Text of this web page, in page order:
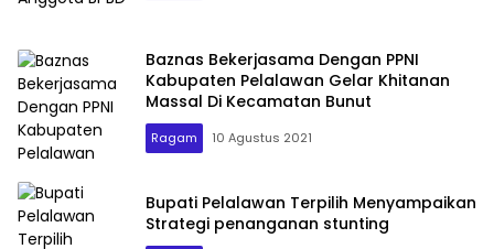
Baznas Bekerjasama Dengan PPNI
Kabupaten Pelalawan Gelar Khitanan
Massal Di Kecamatan Bunut
Ragam 10 Agustus 2021
Bupati Pelalawan Terpilih Menyampaikan
Strategi penanganan stunting